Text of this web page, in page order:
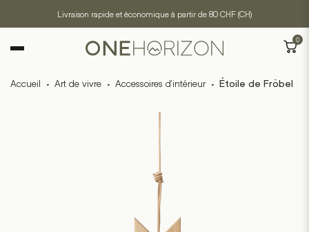
Livraison rapide et économique à partir de 80 CHF (CH)
0
Accueil · Art de vivre · Accessoires d'intérieur · Étoile de Fröbel